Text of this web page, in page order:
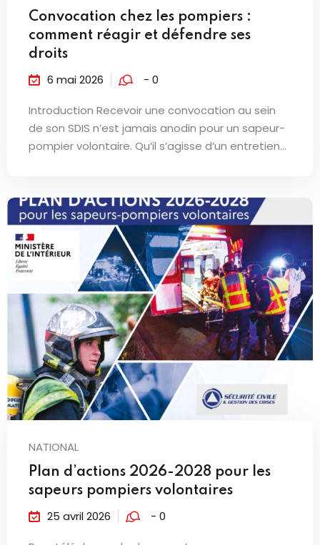
Convocation chez les pompiers :
comment réagir et défendre ses
droits
6 mai 2026 - 0
Introduction Recevoir une convocation au sein
de son SDIS n’est jamais anodin pour un sapeur-
pompier volontaire. Qu’il s’agisse d’un entretien...
NATIONAL
Plan d’actions 2026-2028 pour les
sapeurs pompiers volontaires
25 avril 2026 - 0